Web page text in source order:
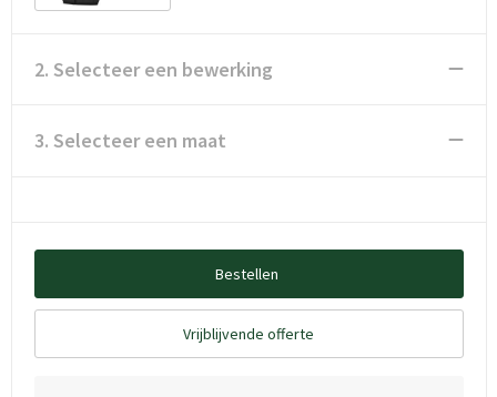
2. Selecteer een bewerking
3. Selecteer een maat
Bestellen
Vrijblijvende offerte